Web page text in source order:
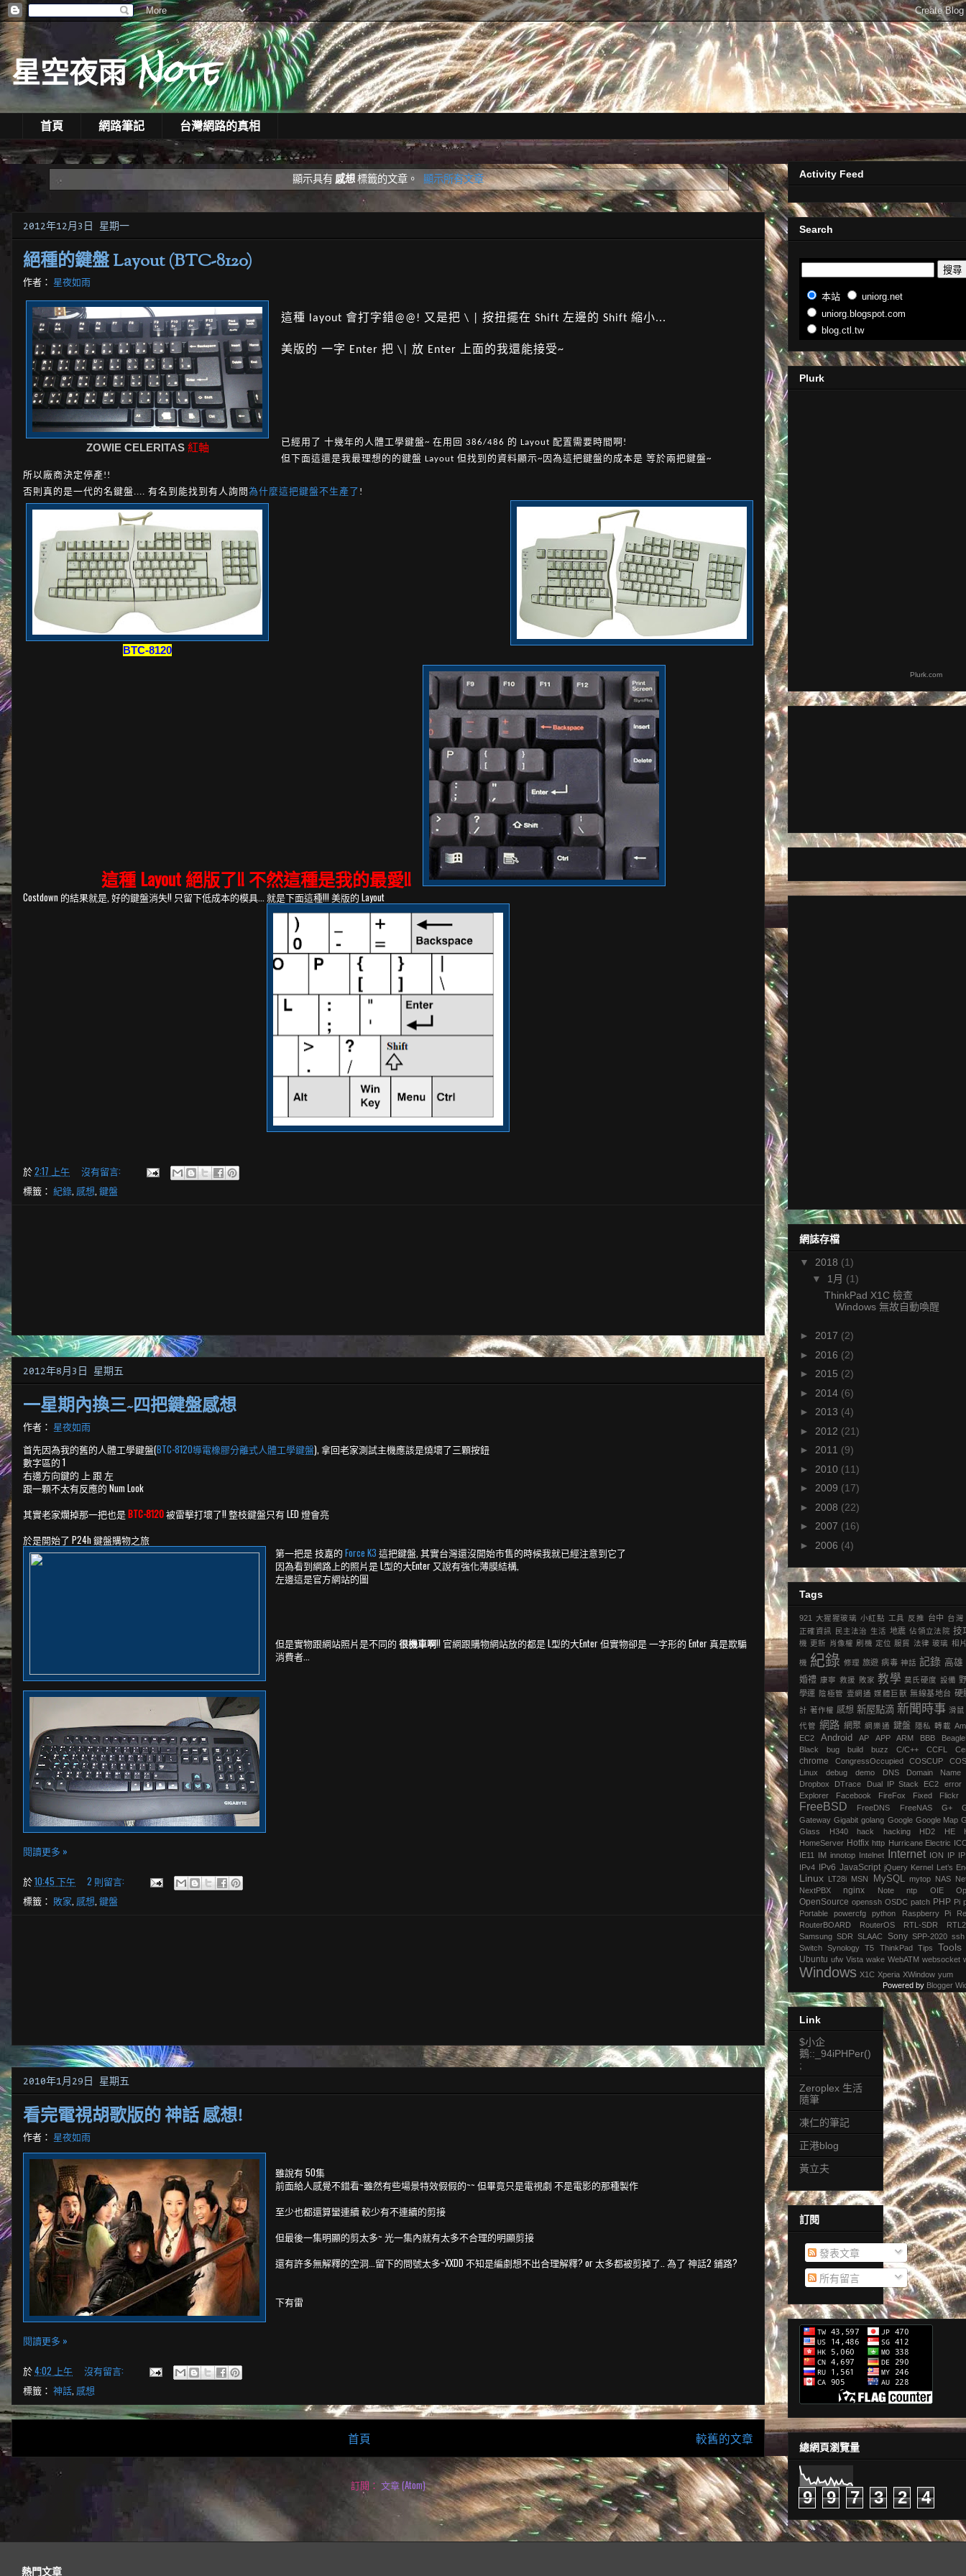
星空夜雨 Note
首頁 網路筆記 台灣網路的真相
顯示具有感想標籤的文章。 顯示所有文章
2012年12月3日 星期一
絕種的鍵盤 Layout (BTC-8120)
作者： 星夜如雨
ZOWIE CELERITAS 紅軸
這種 layout 會打字錯@@! 又是把 \ | 按扭擺在 Shift 左邊的 Shift 縮小...
美版的 一字 Enter 把 \| 放 Enter 上面的我還能接受~
已經用了 十幾年的人體工學鍵盤~ 在用回 386/486 的 Layout 配置需要時間啊!
但下面這還是我最理想的的鍵盤 Layout 但找到的資料顯示~因為這把鍵盤的成本是 等於兩把鍵盤~
所以廠商決定停產!!
否則真的是一代的名鍵盤.... 有名到能找到有人詢問 為什麼這把鍵盤不生產了 !
BTC-8120
這種 Layout 絕版了!! 不然這種是我的最愛!!
Costdown 的結果就是, 好的鍵盤消失!! 只留下低成本的模具... 就是下面這種!!! 美版的 Layout
於2:17 上午
沒有留言:
標籤： 紀錄, 感想,鍵盤
2012年8月3日 星期五
一星期內換三~四把鍵盤感想
作者： 星夜如雨
首先因為我的舊的人體工學鍵盤(BTC-8120導電橡膠分離式人體工學鍵盤), 拿回老家測試主機應該是燒壞了三顆按鈕
數字區的 1
右邊方向鍵的 上 跟 左
跟一顆不太有反應的 Num Look
其實老家爛掉那一把也是BTC-8120被雷擊打壞了!! 整枝鍵盤只有 LED 燈會亮
於是開始了 P24h 鍵盤購物之旅
第一把是 技嘉的 Force K3 這把鍵盤, 其實台灣還沒開始市售的時候我就已經注意到它了
因為看到網路上的照片是 L型的大Enter 又說有強化薄膜結構,
左邊這是官方網站的圖
但是實物跟網站照片是不同的 很機車啊!! 官網跟購物網站放的都是 L型的大Enter 但實物卻是 一字形的 Enter 真是欺騙
消費者...
閱讀更多 »
於10:45 下午
2 則留言:
標籤： 敗家, 感想,鍵盤
2010年1月29日 星期五
看完電視胡歌版的 神話 感想!
作者： 星夜如雨
雖說有 50集
前面給人感覺不錯看~雖然有些場景特效假假的~~ 但畢竟只是電視劇 不是電影的那種製作
至少也都還算蠻連續 較少有不連續的剪接
但最後一集明顯的剪太多~ 光一集內就有太多不合理的明顯剪接
還有許多無解釋的空洞...留下的問號太多~XXDD 不知是編劇想不出合理解釋? or 太多都被剪掉了.. 為了 神話2 鋪路?
下有雷
閱讀更多 »
於4:02 上午
沒有留言:
標籤： 神話, 感想
較舊的文章
首頁
訂閱： 文章 (Atom)
Activity Feed
Search
本站
uniorg.net
uniorg.blogspot.com
blog.ctl.tw
Plurk
Plurk.com
網誌存檔
▼ 2018 (1)
▼ 1月 (1)
ThinkPad X1C 檢查
Windows 無故自動喚醒
► 2017 (2)
► 2016 (2)
► 2015 (2)
► 2014 (6)
► 2013 (4)
► 2012 (21)
► 2011 (9)
► 2010 (11)
► 2009 (17)
► 2008 (22)
► 2007 (16)
► 2006 (4)
Tags
921 大猩猩玻璃 小紅點 工具 反推 台中 台灣
正確資訊
民主法治 生活 地震 ‎佔領立法院‬ 技
機 更新 肖像權 刷機 定位 服貿 法律 玻璃 相
機 紀錄 修理 旅遊 病毒 神話 記錄 高雄
婚禮 康寧 救援 敗家 教學 莫氏硬度 設備
學運 陰極管 壹網通 媒體巨獸 無線基地台 硬
計 著作權 感想 新屋點滴 新聞時事 滑鼠
代管 網路 網聚 網樂通 鍵盤 隱私 轉載
EC2
Android AP APP ARM BBB
Black
bug build buzz C/C++ CCFL
chrome ‎CongressOccupied COSCUP
Linux
debug demo DNS
Domain Name
Dropbox
DTrace Dual IP Stack EC2
error
Explorer
Facebook FireFox Fixed Flickr
FreeBSD FreeDNS FreeNAS G+
Gateway Gigabit golang Google Google Map
Glass
H340 hack hacking HD2 HE
HomeServer Hotfix http Hurricane Electric
IE11
IM innotop Intelnet Internet ION IP
IPv4
IPv6 JavaScript jQuery Kernel Let’s
Linux LT28i MSN MySQL mytop NAS
NextPBX
nginx Note ntp OIE
OpenSource openssh OSDC patch PHP Pi
Portable
powercfg python Raspberry Pi
RouterBOARD
RouterOS RTL-SDR
Samsung SDR SLAAC Sony SPP-2020 ssh
Switch Synology T5 ThinkPad Tips Tools
Ubuntu ufw Vista wake WebATM websocket
Windows X1C Xperia XWindow yum
Powered by Blogger
Link
$小企
鵝::_94iPHPer()
;
Zeroplex 生活
隨筆
凍仁的筆記
正港blog
黃立夫
訂閱
發表文章
所有留言
總網頁瀏覽量
9 9 7 3 2 4
熱門文章